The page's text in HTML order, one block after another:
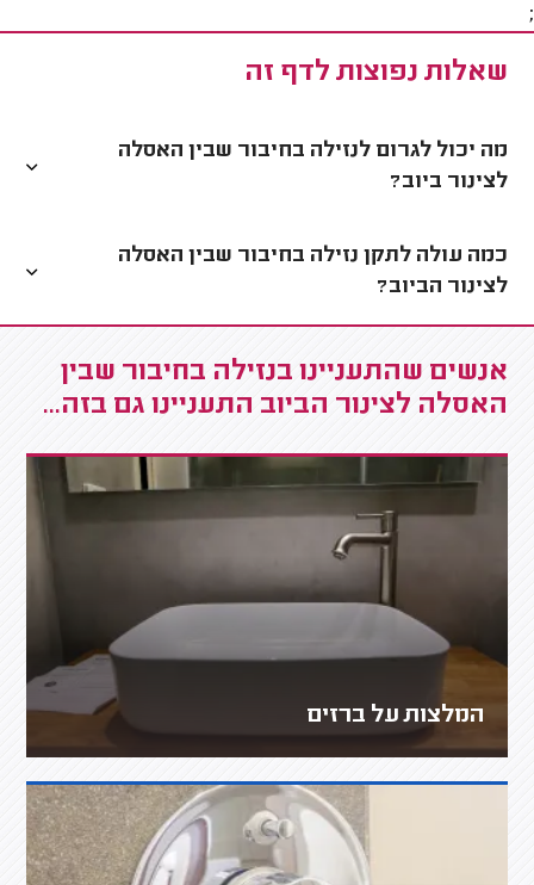
;
שאלות נפוצות לדף זה
מה יכול לגרום לנזילה בחיבור שבין האסלה
לצינור ביוב?
כמה עולה לתקן נזילה בחיבור שבין האסלה
לצינור הביוב?
אנשים שהתעניינו בנזילה בחיבור שבין
האסלה לצינור הביוב התעניינו גם בזה...
המלצות על ברזים